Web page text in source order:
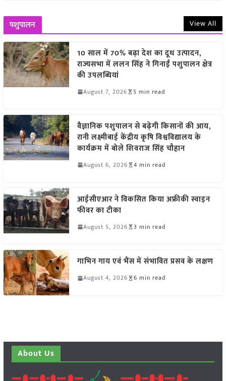
पशुपालन View All
10 साल में 70% बढ़ा देश का दूध उत्पादन,
राज्यसभा में ललन सिंह ने गिनाईं पशुपालन क्षेत्र
की उपलब्धियां
August 7, 2026 5 min read
वैज्ञानिक पशुपालन से बढ़ेगी किसानों की आय,
रानी लक्ष्मीबाई केंद्रीय कृषि विश्वविद्यालय के
कार्यक्रम में बोले शिवराज सिंह चौहान
August 6, 2026 4 min read
आईसीएआर ने विकसित किया अफ्रीकी स्वाइन
फीवर का टीका
August 5, 2026 3 min read
गाभिन गाय एवं भैंस में संभावित प्रसव के लक्षण
August 4, 2026 6 min read
About Us